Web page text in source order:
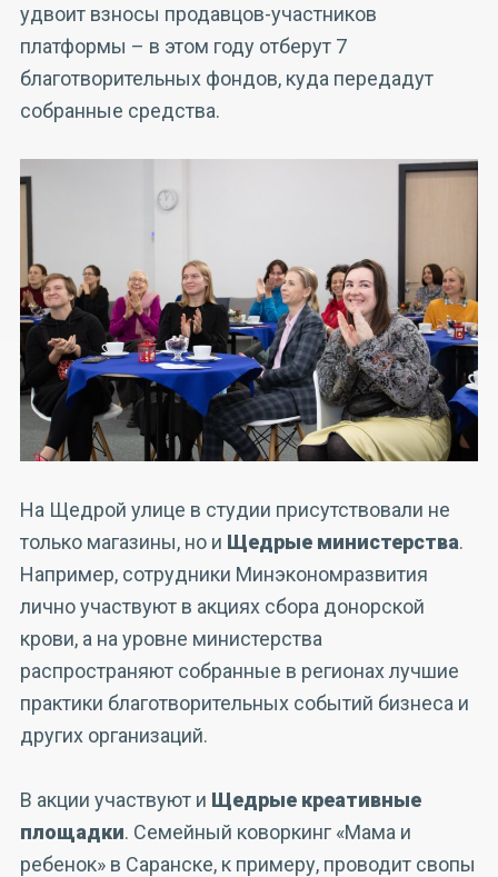
удвоит взносы продавцов-участников
платформы – в этом году отберут 7
благотворительных фондов, куда передадут
собранные средства.
На Щедрой улице в студии присутствовали не
только магазины, но и Щедрые министерства.
Например, сотрудники Минэкономразвития
лично участвуют в акциях сбора донорской
крови, а на уровне министерства
распространяют собранные в регионах лучшие
практики благотворительных событий бизнеса и
других организаций.
В акции участвуют и Щедрые креативные
площадки. Семейный коворкинг «Мама и
ребенок» в Саранске, к примеру, проводит свопы